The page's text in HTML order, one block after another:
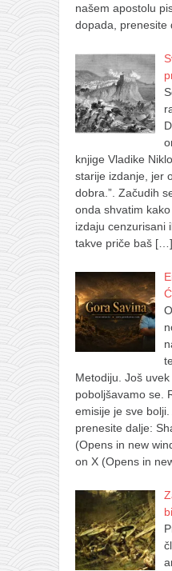
našem apostolu
dopada, prenesite
knjige Vladike
starije izdanje, jer
dobra.”. Začudih
onda shvatim
izdaju cenzurisani
takve priče baš […]
Metodiju. Još
poboljšavamo se.
emisije je sve bolji.
prenesite dalje:
(Opens in new
on X (Opens in